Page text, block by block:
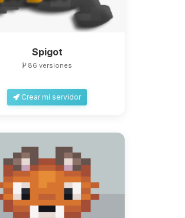
Spigot
86 versiones
Crear mi servidor